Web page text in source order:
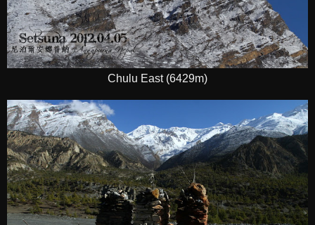
Chulu East (6429m)